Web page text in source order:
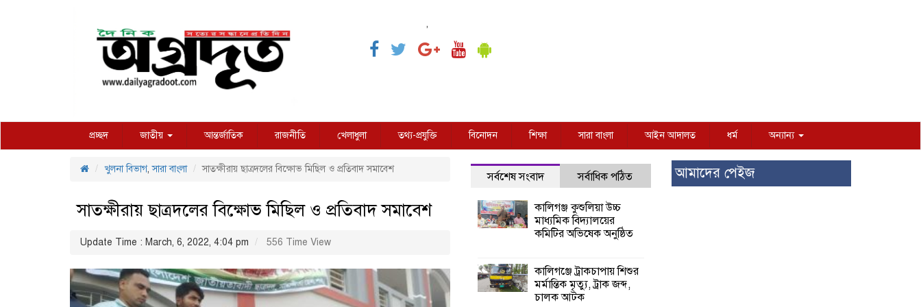
,
প্রচ্ছদ জাতীয় আন্তর্জাতিক রাজনীতি খেলাধুলা তথ্য-প্রযুক্তি বিনোদন শিক্ষা সারা বাংলা আইন আদালত ধর্ম অন্যান্য
খুলনা বিভাগ,সারা বাংলা সাতক্ষীরায় ছাত্রদলের বিক্ষোভ মিছিল ও প্রতিবাদ সমাবেশ
সাতক্ষীরায় ছাত্রদলের বিক্ষোভ মিছিল ও প্রতিবাদ সমাবেশ
Update Time : March, 6, 2022, 4:04 pm 556 Time View
সর্বশেষ সংবাদ সর্বাধিক পঠিত
কালিগঞ্জ কুশুলিয়া উচ্চ
মাধ্যমিক বিদ্যালয়ের
কমিটির অভিষেক অনুষ্ঠিত
কালিগঞ্জে ট্রাকচাপায় শিশুর
মর্মান্তিক মৃত্যু, ট্রাক জব্দ,
চালক আটক
আমাদের পেইজ